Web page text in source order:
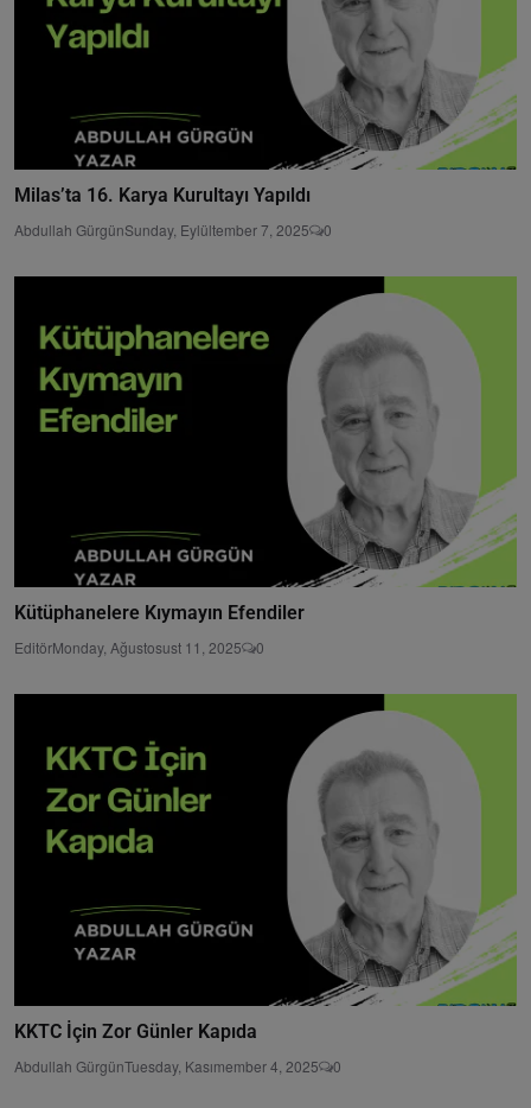
Milas’ta 16. Karya Kurultayı Yapıldı
Abdullah GürgünSunday, Eylültember 7, 2025 0
Kütüphanelere Kıymayın Efendiler
EditörMonday, Ağustosust 11, 2025 0
KKTC İçin Zor Günler Kapıda
Abdullah GürgünTuesday, Kasımember 4, 2025 0